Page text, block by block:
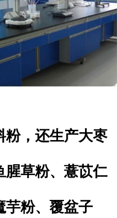
粉，还生产大枣
腥草粉、薏苡仁
芋粉、覆盆子